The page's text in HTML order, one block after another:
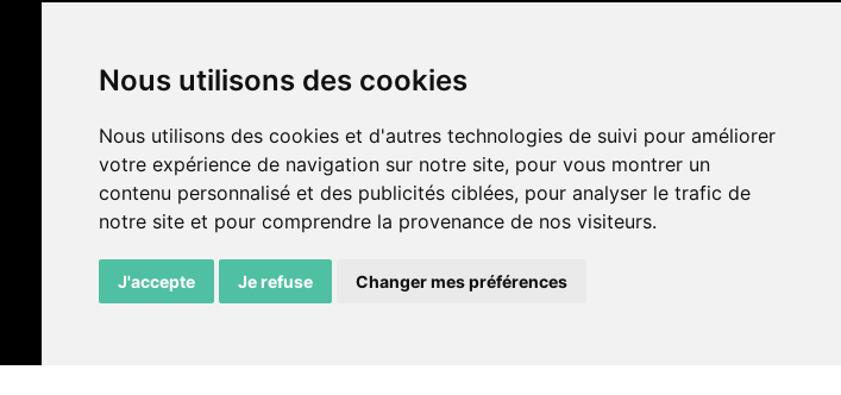
Nous utilisons des cookies
Nous utilisons des cookies et d'autres technologies de suivi pour améliorer
votre expérience de navigation sur notre site, pour vous montrer un
contenu personnalisé et des publicités ciblées, pour analyser le trafic de
notre site et pour comprendre la provenance de nos visiteurs.
J'accepte Je refuse Changer mes préférences